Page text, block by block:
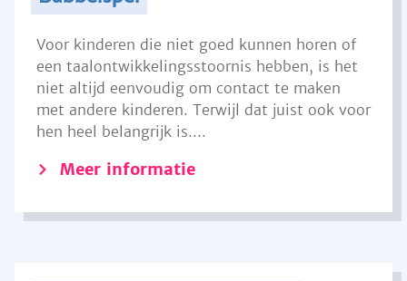
Voor kinderen die niet goed kunnen horen of
een taalontwikkelingsstoornis hebben, is het
niet altijd eenvoudig om contact te maken
met andere kinderen. Terwijl dat juist ook voor
hen heel belangrijk is....
Meer informatie